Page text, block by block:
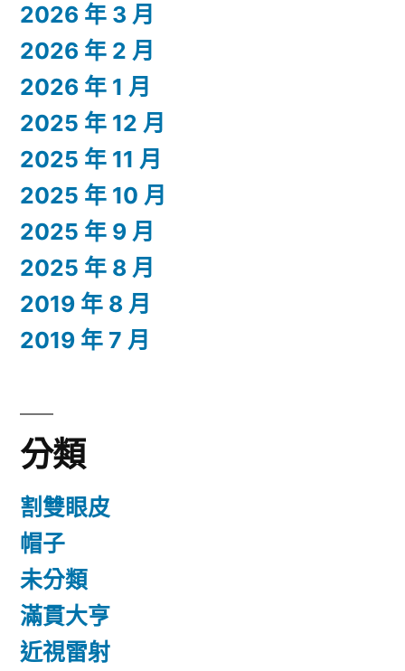
2026 年 3 月
2026 年 2 月
2026 年 1 月
2025 年 12 月
2025 年 11 月
2025 年 10 月
2025 年 9 月
2025 年 8 月
2019 年 8 月
2019 年 7 月
分類
割雙眼皮
帽子
未分類
滿貫大亨
近視雷射